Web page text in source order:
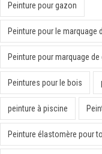
Peinture pour gazon
Peinture pour le
Peinture pour marquage de
Peintures pour le bois
peinture à piscine
Peinture élastomère pour